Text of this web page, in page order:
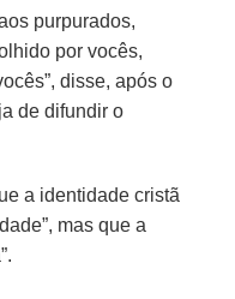
purpurados,
por vocês,
disse, após o
de difundir o
a identidade cristã
mas que a